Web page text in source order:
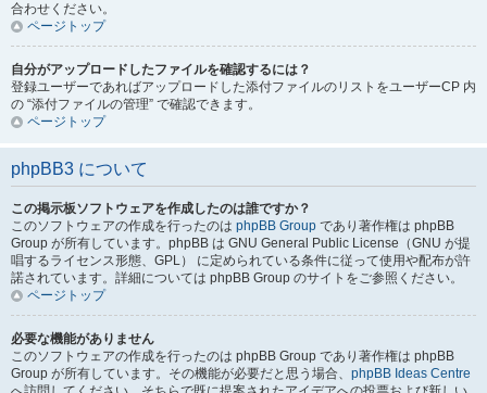
合わせください。
ページトップ
自分がアップロードしたファイルを確認するには？
登録ユーザーであればアップロードした添付ファイルのリストをユーザーCP 内
の “添付ファイルの管理” で確認できます。
ページトップ
phpBB3 について
この掲示板ソフトウェアを作成したのは誰ですか？
このソフトウェアの作成を行ったのは phpBB Group であり著作権は phpBB
Group が所有しています。phpBB は GNU General Public License（GNU が提
唱するライセンス形態、GPL） に定められている条件に従って使用や配布が許
諾されています。詳細については phpBB Group のサイトをご参照ください。
ページトップ
必要な機能がありません
このソフトウェアの作成を行ったのは phpBB Group であり著作権は phpBB
Group が所有しています。その機能が必要だと思う場合、 phpBB Ideas Centre